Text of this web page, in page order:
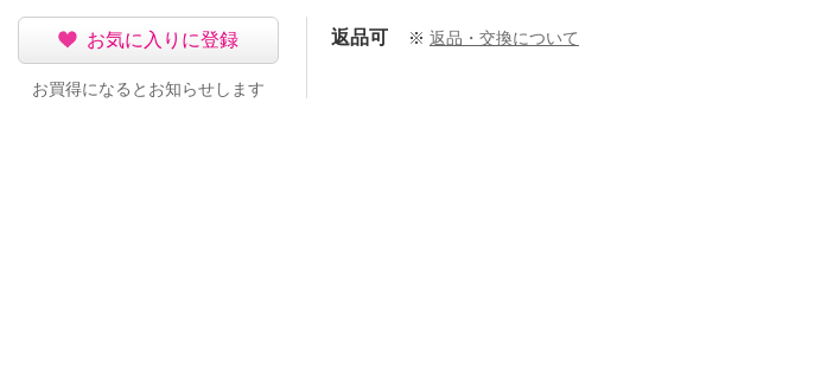
お気に入りに登録
お買得になるとお知らせします
返品可 ※ 返品・交換について